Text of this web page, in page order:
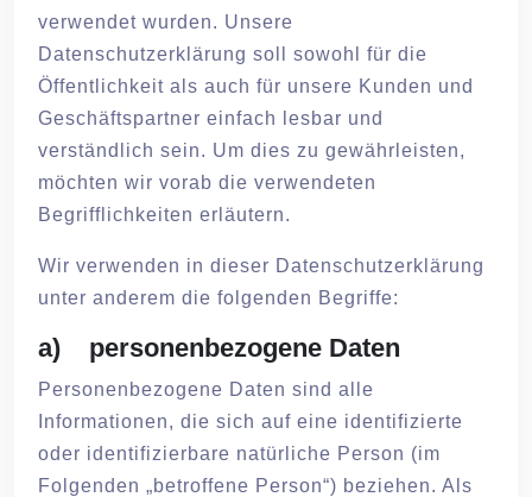
verwendet wurden. Unsere
Datenschutzerklärung soll sowohl für die
Öffentlichkeit als auch für unsere Kunden und
Geschäftspartner einfach lesbar und
verständlich sein. Um dies zu gewährleisten,
möchten wir vorab die verwendeten
Begrifflichkeiten erläutern.
Wir verwenden in dieser Datenschutzerklärung
unter anderem die folgenden Begriffe:
a) personenbezogene Daten
Personenbezogene Daten sind alle
Informationen, die sich auf eine identifizierte
oder identifizierbare natürliche Person (im
Folgenden „betroffene Person“) beziehen. Als